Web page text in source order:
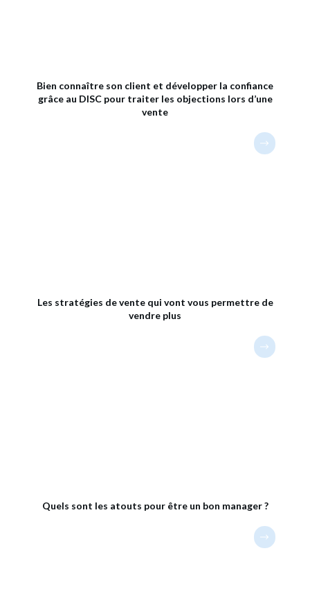
Bien connaître son client et développer la confiance
grâce au DISC pour traiter les objections lors d’une
vente
Les stratégies de vente qui vont vous permettre de
vendre plus
Quels sont les atouts pour être un bon manager ?